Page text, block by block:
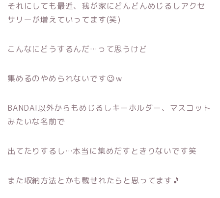
それにしても最近、我が家にどんどんめじるしアクセ
サリーが増えていってます(笑)
こんなにどうするんだ…って思うけど
集めるのやめられないです😉ｗ
BANDAI以外からもめじるしキーホルダー、マスコット
みたいな名前で
出てたりするし…本当に集めだすときりないです笑
また収納方法とかも載せれたらと思ってます🎵